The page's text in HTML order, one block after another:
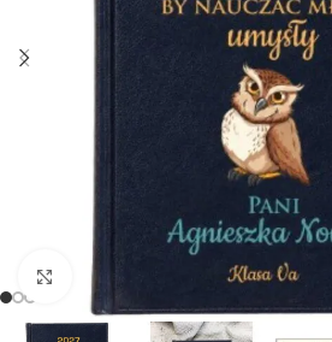
Powiększ